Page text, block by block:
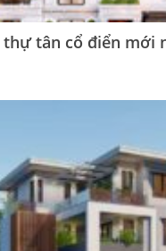
thự tân cổ điển mới